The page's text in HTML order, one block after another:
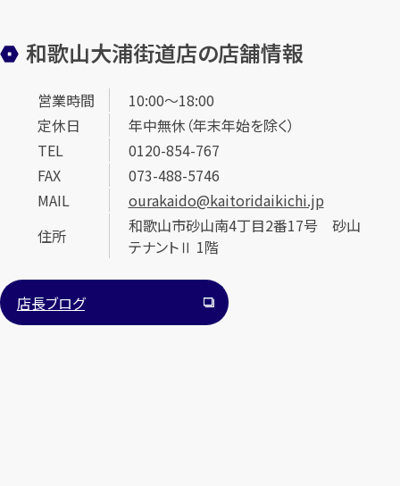
和歌山大浦街道店の店舗情報
営業時間
10:00～18:00
定休日
年中無休（年末年始を除く）
TEL
0120-854-767
FAX
073-488-5746
MAIL
ourakaido@kaitoridaikichi.jp
住所
和歌山市砂山南4丁目2番17号 砂山
テナントⅡ 1階
店長ブログ